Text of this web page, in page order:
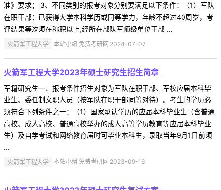
准》要求； 3、不同类别的报考对象分别要满足以下条件：（1）军队
在职干部：已获得大学本科学历或同等学力，年龄不超过40周岁，考
评结果等次须在称职以上,经所在部队军师级单位干部 ...
火箭军工程大学 本站小编 免费考研网 2024-07-07
火箭军工程大学2023年硕士研究生招生简章
军籍研究生一、报考条件招生对象为军队在职干部、军校应届本科毕
业生、委任制文职人员（按军队在职干部同等对待）。考生的学历必
须符合下列条件之一：（1）国家承认学历的应届本科毕业生（含普通
高校、成人高校、普通高校举办的成人高等学历教育等应届本科毕业
生）及自学考试和网络教育届时可毕业本科生，录取当年9月1日前须
...
火箭军工程大学 本站小编 免费考研网 2023-09-16